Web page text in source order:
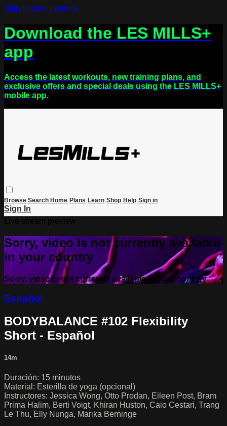
Skip to main content
Download the LES MILLS+
app
Access the latest workouts, new training plans, and
exclusive offers and special deals using the LES MILLS+
mobile app.
Browse Search Home Plans Learn Shop Help Sign in
Sign In
Sorry, video is not currently available
in your country
Sorry, video is not currently available in your country
Español
BODYBALANCE #102 Flexibility
Short - Español
14m
Duración: 15 minutos
Material: Esterilla de yoga (opcional)
Instructores: Jessica Wong, Otto Prodan, Eileen Post, Bram
Prima Halim, Berti Voigt, Khiran Huston, Caio Cestari, Trang
Le Thu, Elly Nunga, Marika Berninge